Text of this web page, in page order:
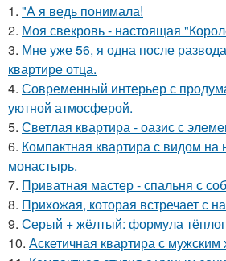
1. "А я ведь понимала!
2. Моя свекровь - настоящая
3. Мне уже 56, я одна после
квартире отца.
4. Современный интерьер с
уютной атмосферой.
5. Светлая квартира - оазис с
6. Компактная квартира с видом на
монастырь.
7. Приватная мастер - спальня с
8. Прихожая, которая встречает с
9. Серый + жёлтый: формула
10. Аскетичная квартира с мужским